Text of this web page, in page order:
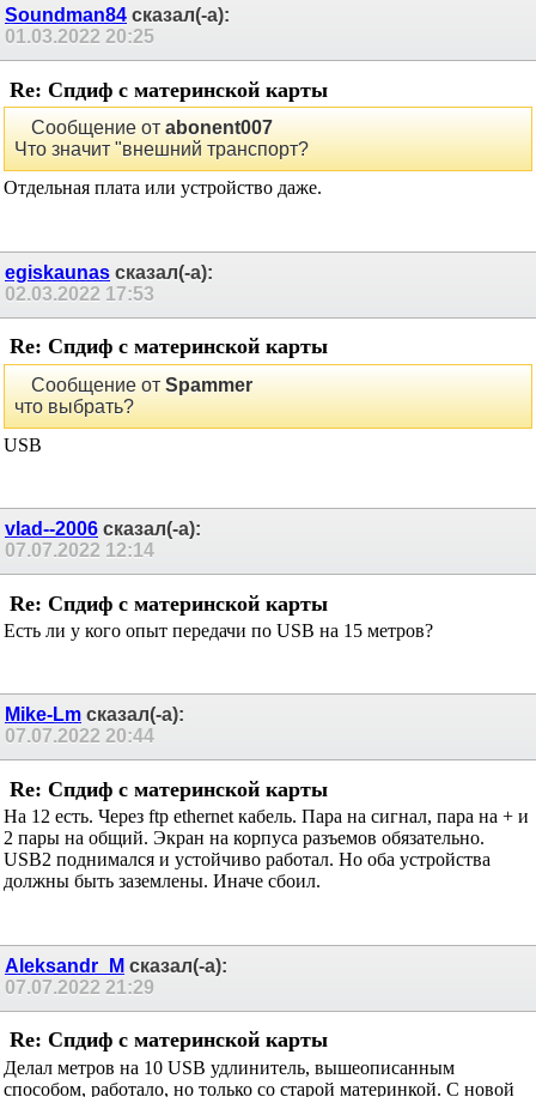
Soundman84
01.03.202220:25
Re: Спдиф с материнской карты
Сообщение отabonent007
Что значит "внешний транспорт?
egiskaunasсказал(-а):
Re: Спдиф с материнской карты
Сообщение отSpammer
что выбрать?
vlad--2006сказал(-а):
07.07.202212:14
Re: Спдиф с материнской карты
Mike-Lmсказал(-а):
07.07.202220:44
Re: Спдиф с материнской карты
На 12 есть. Через ftp ethernet кабель. Пара на сигнал, пара на + и
2 пары на общий. Экран на корпуса разъемов обязательно.
Aleksandr_Mсказал(-а):
07.07.202221:29
Re: Спдиф с материнской карты